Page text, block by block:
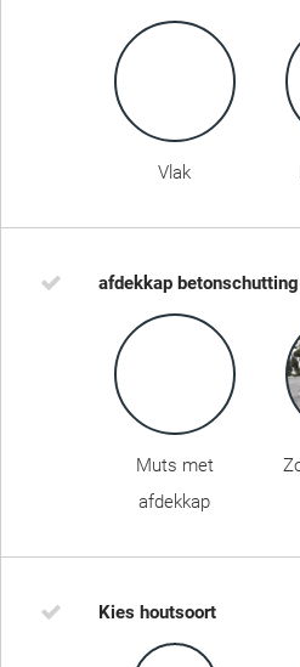
Vlak
afdekkap betonschutting
Muts met
afdekkap
Kies houtsoort